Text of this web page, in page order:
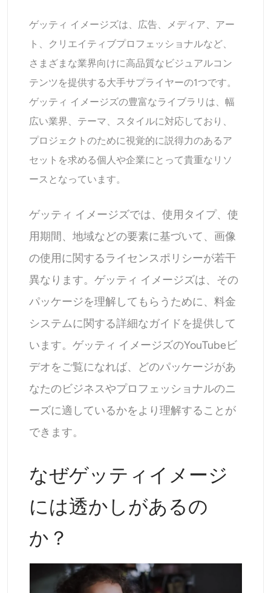
ゲッティ イメージズは、広告、メディア、アー
ト、クリエイティブプロフェッショナルなど、
さまざまな業界向けに高品質なビジュアルコン
テンツを提供する大手サプライヤーの1つです。
ゲッティ イメージズの豊富なライブラリは、幅
広い業界、テーマ、スタイルに対応しており、
プロジェクトのために視覚的に説得力のあるア
セットを求める個人や企業にとって貴重なリソ
ースとなっています。
ゲッティ イメージズでは、使用タイプ、使
用期間、地域などの要素に基づいて、画像
の使用に関するライセンスポリシーが若干
異なります。ゲッティ イメージズは、その
パッケージを理解してもらうために、料金
システムに関する詳細なガイドを提供して
います。ゲッティ イメージズのYouTubeビ
デオをご覧になれば、どのパッケージがあ
なたのビジネスやプロフェッショナルのニ
ーズに適しているかをより理解することが
できます。
なぜゲッティイメージ
には透かしがあるの
か？